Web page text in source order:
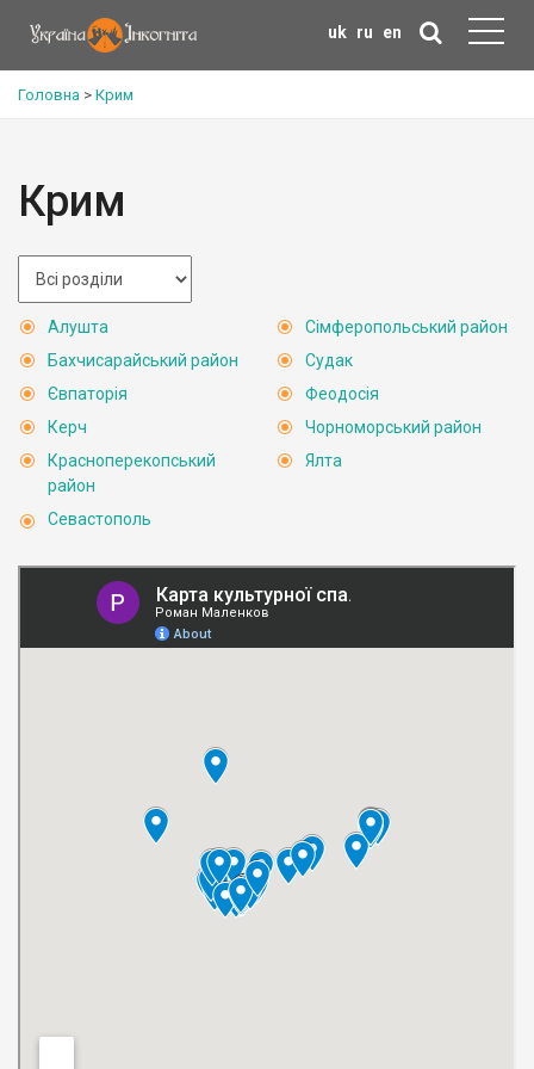
uk ru en
Головна > Крим
Крим
Алушта
Бахчисарайський район
Євпаторія
Керч
Красноперекопський
район
Севастополь
Сімферопольський район
Судак
Феодосія
Чорноморський район
Ялта